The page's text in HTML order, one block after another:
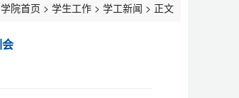
学院首页 > 学生工作 > 学工新闻 > 正文